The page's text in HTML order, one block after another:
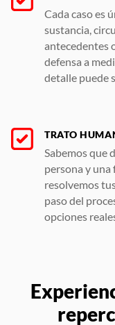
Cada caso es
sustancia,
antecedentes
defensa a
detalle puede
TRATO
Sabemos que
persona y una
resolvemos
paso del
opciones